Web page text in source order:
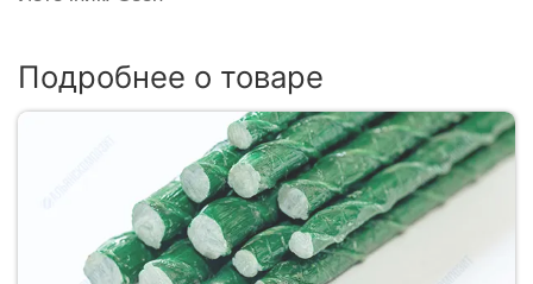
Подробнее о товаре